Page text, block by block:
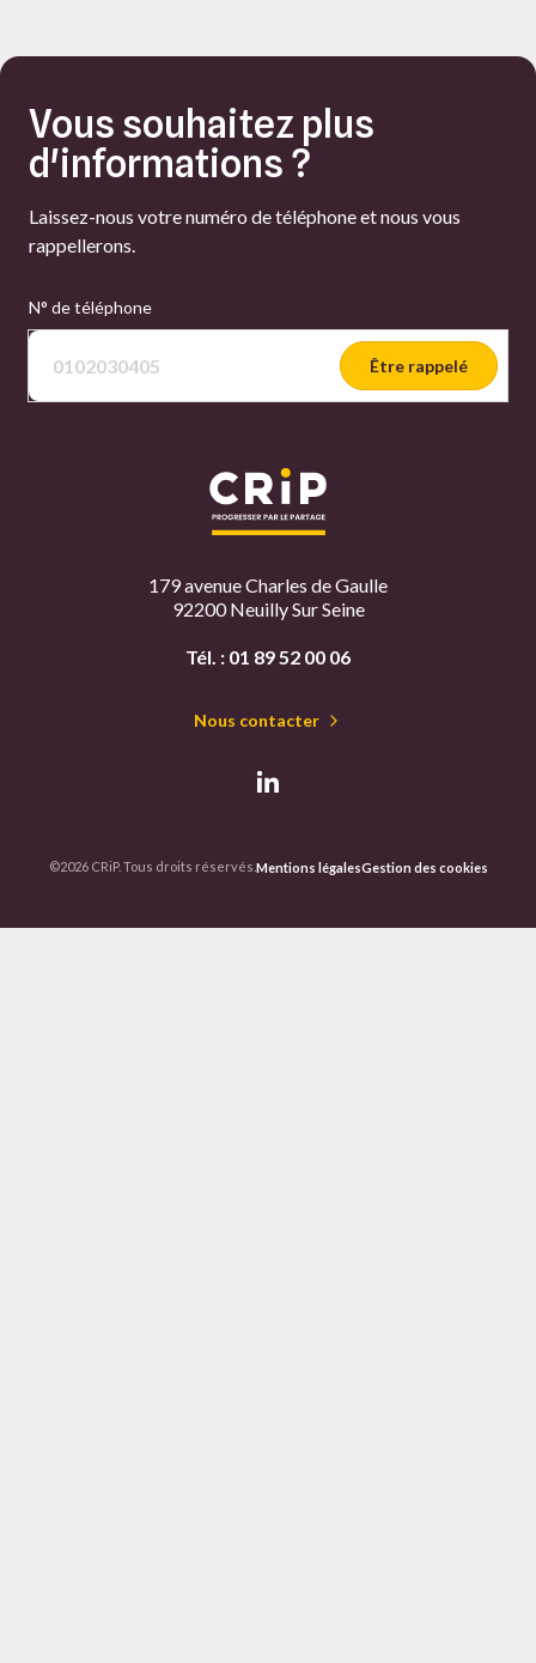
Vous souhaitez plus
d'informations ?
Laissez-nous votre numéro de téléphone et nous vous
rappellerons.
N° de téléphone
Être rappelé
179 avenue Charles de Gaulle
92200 Neuilly Sur Seine
Tél. : 01 89 52 00 06
Nous contacter
©2026 CRiP. Tous droits réservés.Mentions légalesGestion des cookies